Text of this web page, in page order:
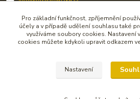
Upravit sběr cookies.
© Copirigrht 2019-2020 by
Pro základní funkčnost, zpříjemnění
účely a v případě udělení souhlasu také
využíváme soubory cookies. Nastavení
cookies můžete kdykoli upravit odkazem
Nastavení